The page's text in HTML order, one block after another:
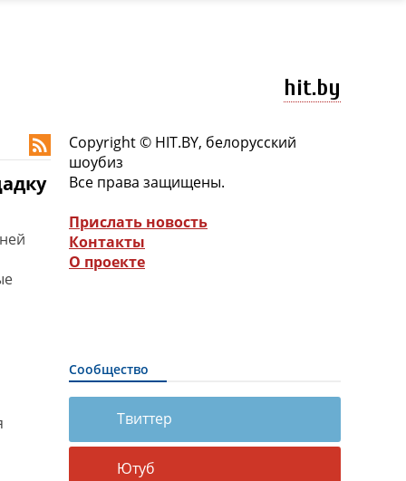
hit.by

Copyright © HIT.BY, белорусский
шоубиз
Все права защищены.
Прислать новость
Контакты
О проекте
Сообщество
Твиттер
Ютуб